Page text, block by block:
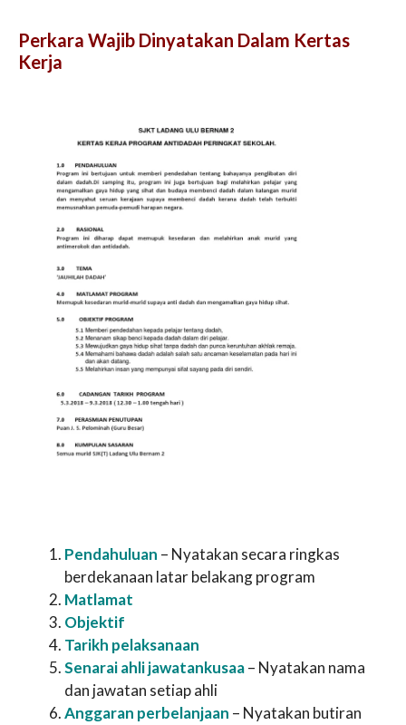
Perkara Wajib Dinyatakan Dalam Kertas
Kerja
Pendahuluan – Nyatakan secara ringkas
berdekanaan latar belakang program
Matlamat
Objektif
Tarikh pelaksanaan
Senarai ahli jawatankusaa– Nyatakan nama
dan jawatan setiap ahli
Anggaran perbelanjaan – Nyatakan butiran